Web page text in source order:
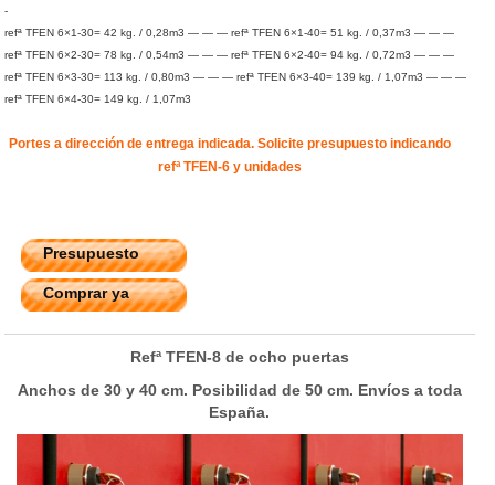
-
refª TFEN 6×1-30= 42 kg. / 0,28m3 — — — refª TFEN 6×1-40= 51 kg. / 0,37m3 — — —
refª TFEN 6×2-30= 78 kg. / 0,54m3 — — — refª TFEN 6×2-40= 94 kg. / 0,72m3 — — —
refª TFEN 6×3-30= 113 kg. / 0,80m3 — — — refª TFEN 6×3-40= 139 kg. / 1,07m3 — — —
refª TFEN 6×4-30= 149 kg. / 1,07m3
Portes a dirección de entrega indicada. Solicite presupuesto indicando
refª TFEN-6 y unidades
Presupuesto
Comprar ya
Refª TFEN-8 de ocho puertas
Anchos de 30 y 40 cm. Posibilidad de 50 cm. Envíos a toda
España.